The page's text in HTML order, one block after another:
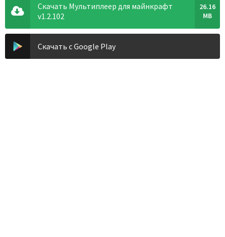
Скачать Мультиплеер для майнкрафт
v1.2.102
26.16
MB
Скачать с Google Play